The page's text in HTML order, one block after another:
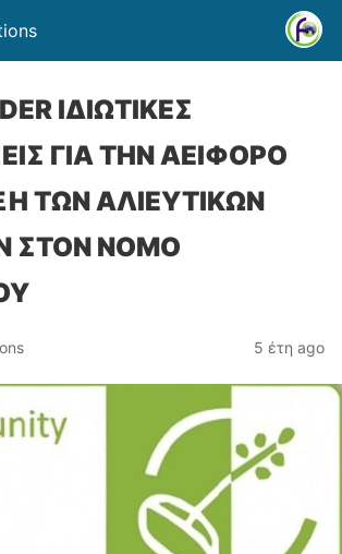
ΙΔΙΩΤΙΚΕΣ
ΓΙΑ ΤΗΝ ΑΕΙΦΟΡΟ
ΤΩΝ ΑΛΙΕΥΤΙΚΩΝ
ΣΤΟΝ ΝΟΜΟ
5 έτη ago